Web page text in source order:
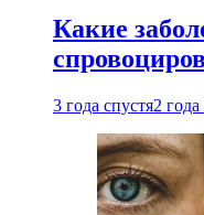
Какие
3 года спустя2 года